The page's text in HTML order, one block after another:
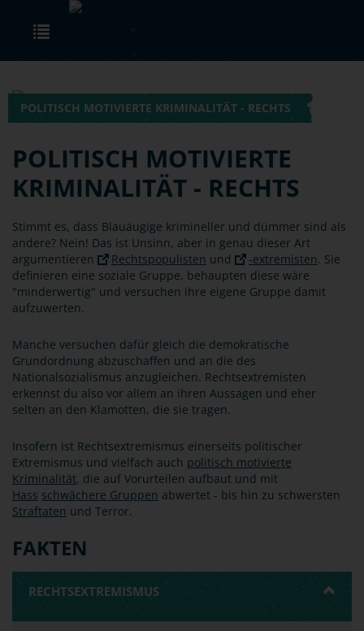
Skip to main content
POLITISCH MOTIVIERTE KRIMINALITÄT - RECHTS
POLITISCH MOTIVIERTE
KRIMINALITÄT - RECHTS
Stimmt es, dass Blauäugige krimineller und dümmer sind als
andere? Nein! Das ist Unsinn, aber in genau dieser Art
argumentieren
Rechtspopulisten und -extremisten. Sie
definieren eine soziale Gruppe, behaupten diese wäre
"minderwertig" und versuchen ihre eigene Gruppe damit
aufzuwerten.
Manche versuchen dafür gleich die demokratische
Grundordnung abzuschaffen und an die des
Nationalsozialismus anzugleichen. Rechtsextremisten
erkennst du also vor allem an ihren Aussagen und eher
selten an den Klamotten, die sie tragen.
Insofern ist Rechtsextremismus einerseits politischer
Extremismus und vielfach auch politisch motivierte
Kriminalität, die auf Vorurteilen aufbaut und mit
Hass schwächere Gruppen abwertet - bis hin zu schwersten
Straftaten und Terror.
FAKTEN
RECHTSEXTREMISMUS